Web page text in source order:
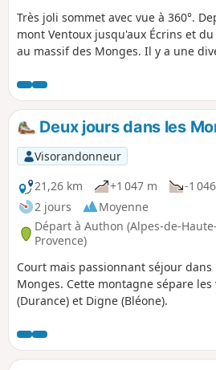
Très joli sommet avec vue à 360°.
mont Ventoux jusqu'aux Écrins et du
au massif des Monges. Il y a une
piste forestière et du sentier. Le
montée est bien agréable entre les
et les buis.
Deux jours dans les
Visorandonneur
21,26 km
+1 047 m
-1
2 jours
Moyenne
Départ à Authon (Alpes-de-Haute-
Provence)
Court mais passionnant séjour
Monges. Cette montagne sépare les
(Durance) et Digne (Bléone).